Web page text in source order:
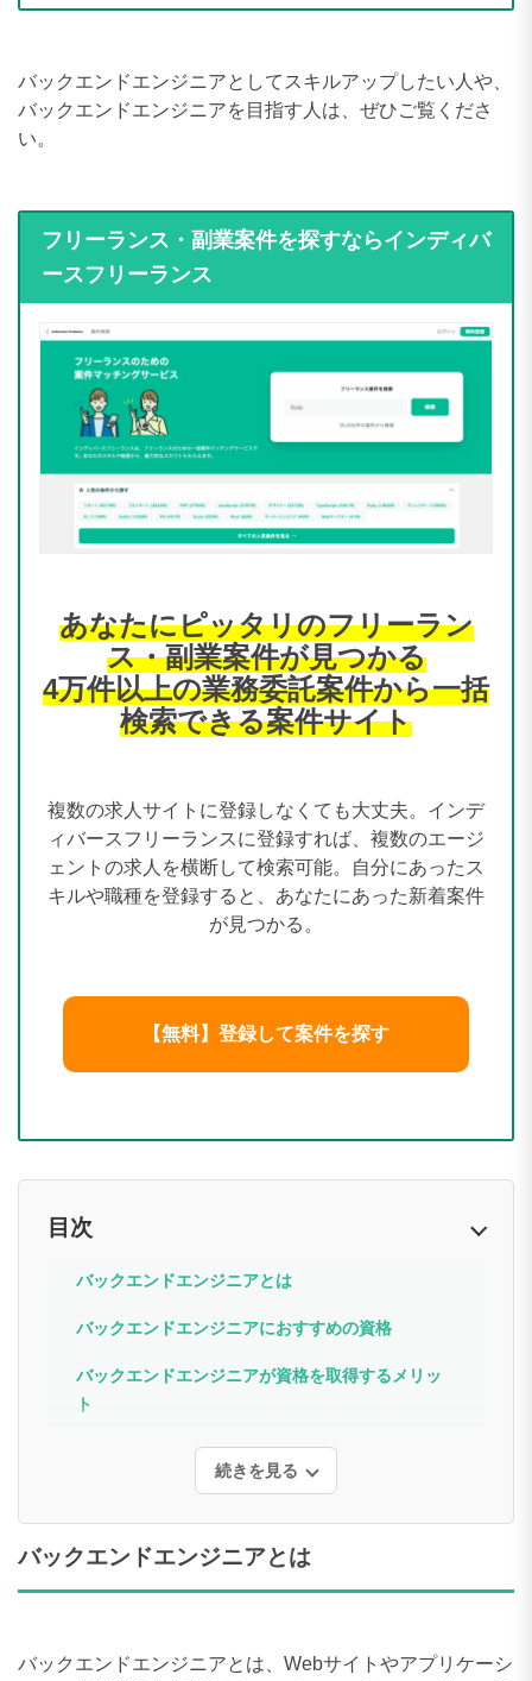
バックエンドエンジニアとしてスキルアップしたい人や、
バックエンドエンジニアを目指す人は、ぜひご覧くださ
い。
フリーランス・副業案件を探すならインディバ
ースフリーランス
あなたにピッタリのフリーラン
ス・副業案件が見つかる
4万件以上の業務委託案件から一括
検索できる案件サイト
複数の求人サイトに登録しなくても大丈夫。インデ
ィバースフリーランスに登録すれば、複数のエージ
ェントの求人を横断して検索可能。自分にあったス
キルや職種を登録すると、あなたにあった新着案件
が見つかる。
【無料】登録して案件を探す
目次
バックエンドエンジニアとは
バックエンドエンジニアにおすすめの資格
バックエンドエンジニアが資格を取得するメリッ
ト
続きを見る
バックエンドエンジニアとは
バックエンドエンジニアとは、Webサイトやアプリケーシ